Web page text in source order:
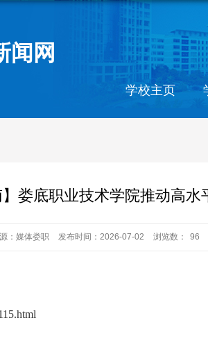
闻网
学校主页
】娄底职业技术学院推动高
：媒体娄职 发布时间：2026-07-02 浏览数： 96